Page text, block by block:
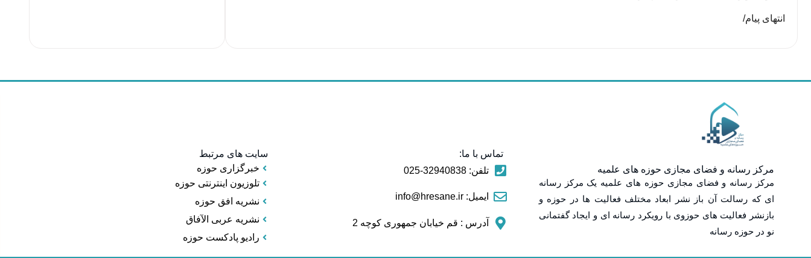
انتهای پیام/
مرکز رسانه و فضای مجازی حوزه های علمیه
مرکز رسانه و فضای مجازی حوزه های علمیه یک مرکز رسانه
ای که رسالت آن باز نشر ابعاد مختلف فعالیت ها در حوزه و
بازنشر فعالیت های حوزوی با رویکرد رسانه ای و ایجاد گفتمانی
نو در حوزه رسانه
تماس با ما:
تلفن: 32940838-025
ایمیل: info@hresane.ir
آدرس : قم خیابان جمهوری کوچه 2
سایت های مرتبط
خبرگزاری حوزه
تلوزیون اینترنتی حوزه
نشریه افق حوزه
نشریه عربی الآفاق
رادیو پادکست حوزه